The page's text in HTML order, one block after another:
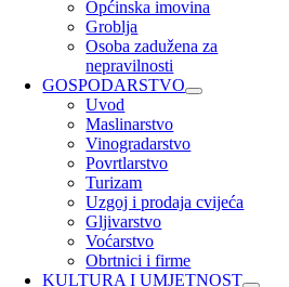
Općinska imovina
Groblja
Osoba zadužena za
nepravilnosti
GOSPODARSTVO
Uvod
Maslinarstvo
Vinogradarstvo
Povrtlarstvo
Turizam
Uzgoj i prodaja cvijeća
Gljivarstvo
Voćarstvo
Obrtnici i firme
KULTURA I UMJETNOST